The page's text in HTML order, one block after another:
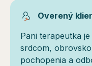
Overený
Pani terapeutka
srdcom,
pochopenia a